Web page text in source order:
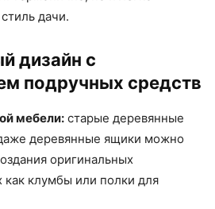
дачи.
дизайн с
подручных средств
мебели: старые деревянные
деревянные ящики можно
оригинальных
как клумбы или полки для